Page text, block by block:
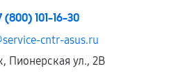
(800) 101-16-30
cntr-asus.ru
Пионерская ул., 2В